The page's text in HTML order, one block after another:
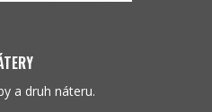
a druh náteru.